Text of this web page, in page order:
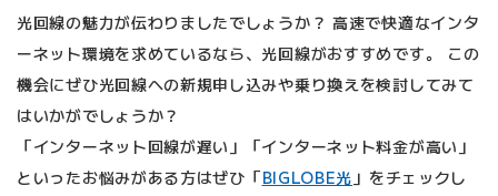
光回線の魅力が伝わりましたでしょうか？ 高速で快適なインタ
ーネット環境を求めているなら、光回線がおすすめです。 この
機会にぜひ光回線への新規申し込みや乗り換えを検討してみて
はいかがでしょうか？
「インターネット回線が遅い」「インターネット料金が高い」
といったお悩みがある方はぜひ「BIGLOBE光 」をチェックし